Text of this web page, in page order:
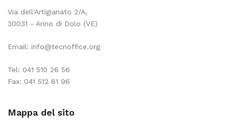
Via dell'Artigianato 2/A,
30031 - Arino di Dolo (VE)
Email: info@tecnoffice.org
Tel: 041 510 26 56
Fax: 041 512 81 96
Mappa del sito